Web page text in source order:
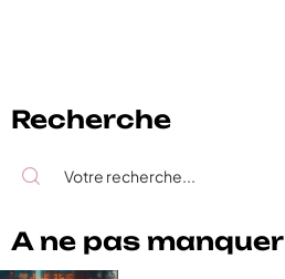
Recherche
A ne pas manquer